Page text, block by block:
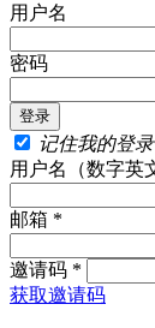
用户名
密码
记住我的登
用户名（数字英
邮箱 *
邀请码 *
获取邀请码